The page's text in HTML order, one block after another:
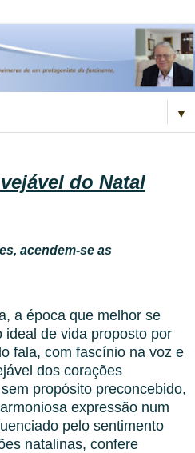
▼
do Natal
acendem-se as
a época que melhor se
ideal de vida proposto por
fala, com fascínio na voz e
dos corações
propósito preconcebido,
expressão num
pelo sentimento
natalinas, confere